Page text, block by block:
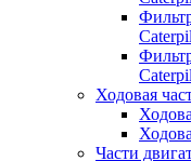
Ходовая
Части